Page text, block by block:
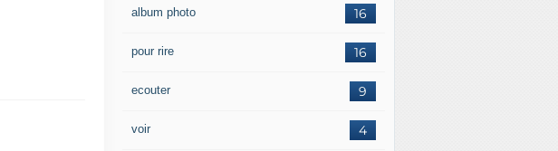
16
album photo
16
pour rire
9
ecouter
4
voir